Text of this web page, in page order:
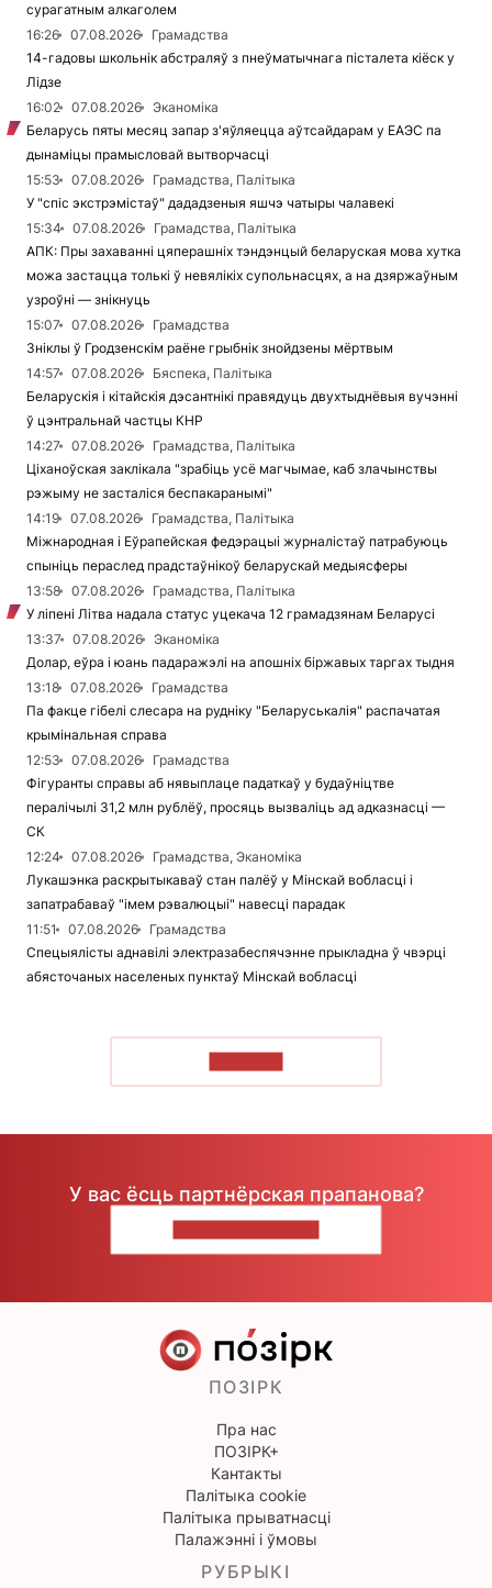
сурагатным алкаголем
16:26
07.08.2026
Грамадства
14-гадовы школьнік абстраляў з пнеўматычнага пісталета кіёск у
Лідзе
16:02
07.08.2026
Эканоміка
Беларусь пяты месяц запар з'яўляецца аўтсайдарам у ЕАЭС па
дынаміцы прамысловай вытворчасці
15:53
07.08.2026
Грамадства, Палітыка
У "спіс экстрэмістаў" дададзеныя яшчэ чатыры чалавекі
15:34
07.08.2026
Грамадства, Палітыка
АПК: Пры захаванні цяперашніх тэндэнцый беларуская мова хутка
можа застацца толькі ў невялікіх супольнасцях, а на дзяржаўным
узроўні — знікнуць
15:07
07.08.2026
Грамадства
Зніклы ў Гродзенскім раёне грыбнік знойдзены мёртвым
14:57
07.08.2026
Бяспека, Палітыка
Беларускія і кітайскія дэсантнікі правядуць двухтыднёвыя вучэнні
ў цэнтральнай частцы КНР
14:27
07.08.2026
Грамадства, Палітыка
Ціханоўская заклікала "зрабіць усё магчымае, каб злачынствы
рэжыму не засталіся беспакаранымі"
14:19
07.08.2026
Грамадства, Палітыка
Міжнародная і Еўрапейская федэрацыі журналістаў патрабуюць
спыніць пераслед прадстаўнікоў беларускай медыясферы
13:58
07.08.2026
Грамадства, Палітыка
У ліпені Літва надала статус уцекача 12 грамадзянам Беларусі
13:37
07.08.2026
Эканоміка
Долар, еўра і юань падаражэлі на апошніх біржавых таргах тыдня
13:18
07.08.2026
Грамадства
Па факце гібелі слесара на рудніку "Беларуськалія" распачатая
крымінальная справа
12:53
07.08.2026
Грамадства
Фігуранты справы аб нявыплаце падаткаў у будаўніцтве
пералічылі 31,2 млн рублёў, просяць вызваліць ад адказнасці —
СК
12:24
07.08.2026
Грамадства, Эканоміка
Лукашэнка раскрытыкаваў стан палёў у Мінскай вобласці і
запатрабаваў "імем рэвалюцыі" навесці парадак
11:51
07.08.2026
Грамадства
Спецыялісты аднавілі электразабеспячэнне прыкладна ў чвэрці
абясточаных населеных пунктаў Мінскай вобласці
У вас ёсць партнёрская прапанова?
ПОЗІРК
Пра нас
ПОЗІРК+
Кантакты
Палітыка cookie
Палітыка прыватнасці
Палажэнні і ўмовы
РУБРЫКІ